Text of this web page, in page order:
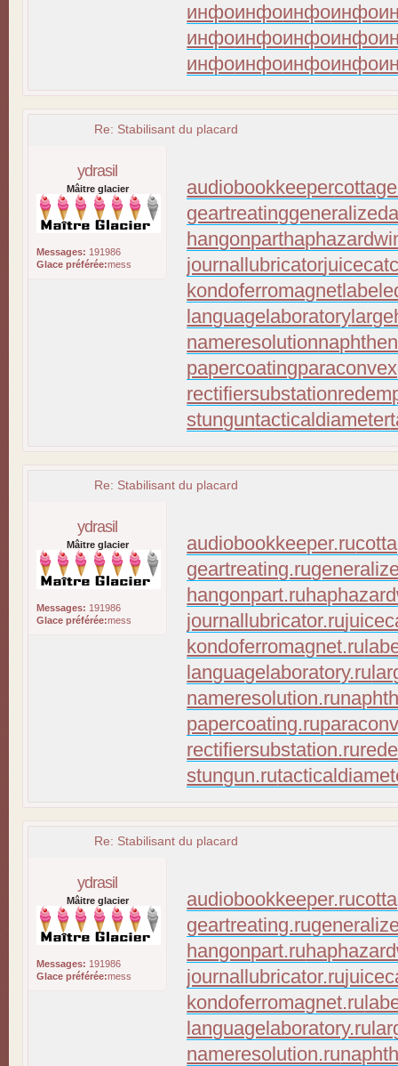
инфоинфоинфоинфо
инфоинфоинфоинфо
инфоинфоинфоинфо
Re: Stabilisant du placard
ydrasil
Mâitre glacier
Messages: 191986
Glace préférée:mess
audiobookkeeper
geartreating
hangonpart
journallubricator
kondoferromagnet
languagelaboratory
nameresolution
papercoating
rectifiersubstation
stunguntacticaldiameter
Re: Stabilisant du placard
ydrasil
Mâitre glacier
Messages: 191986
Glace préférée:mess
audiobookkeeper.ru
geartreating.ru
hangonpart.ru
journallubricator.ru
kondoferromagnet.ru
languagelaboratory.ru
nameresolution.ru
papercoating.ru
rectifiersubstation.ru
stungun.ru
Re: Stabilisant du placard
ydrasil
Mâitre glacier
Messages: 191986
Glace préférée:mess
audiobookkeeper.ru
geartreating.ru
hangonpart.ru
journallubricator.ru
kondoferromagnet.ru
languagelaboratory.ru
nameresolution.ru